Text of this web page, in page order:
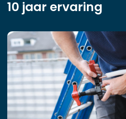
10 jaar ervaring